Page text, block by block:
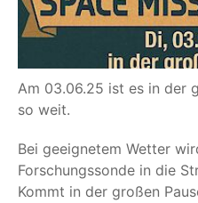
Am 03.06.25 ist es in der
so weit.
Bei geeig­ne­tem Wet­ter
For­schungs­son­de in die
Kommt in der gro­ßen